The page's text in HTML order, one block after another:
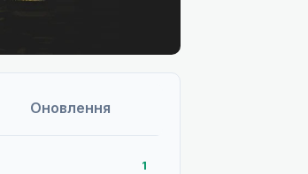
Оновлення
1